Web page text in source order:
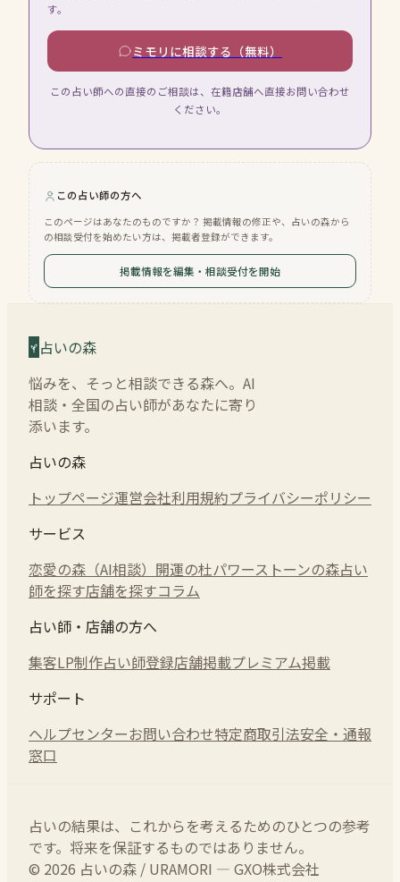
す。
ミモリに相談する（無料）
この占い師への直接のご相談は、在籍店舗へ直接お問い合わせ
ください。
この占い師の方へ
このページはあなたのものですか？ 掲載情報の修正や、占いの森から
の相談受付を始めたい方は、掲載者登録ができます。
掲載情報を編集・相談受付を開始
占いの森
悩みを、そっと相談できる森へ。AI
相談・全国の占い師があなたに寄り
添います。
占いの森
トップページ運営会社利用規約プライバシーポリシー
サービス
恋愛の森（AI相談） 開運の杜パワーストーンの森占い
師を探す店舗を探すコラム
占い師・店舗の方へ
集客LP制作占い師登録店舗掲載プレミアム掲載
サポート
ヘルプセンターお問い合わせ特定商取引法安全・通報
窓口
占いの結果は、これからを考えるためのひとつの参考
です。将来を保証するものではありません。
© 2026 占いの森 / URAMORI — GXO株式会社